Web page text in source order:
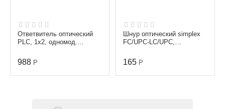
Ответвитель оптический
PLC, 1х2, одномод.
1260-1650 nm, 1 m, 3...
988 Р
Шнур оптический simplex
FC/UPC-LC/UPC,
диаметр 3.0 мм, длина...
165 Р